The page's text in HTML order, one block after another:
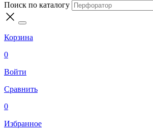
Поиск по каталогу
Корзина
0
Войти
Сравнить
0
Избранное